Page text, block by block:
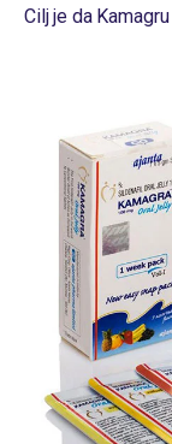
Cilj je da